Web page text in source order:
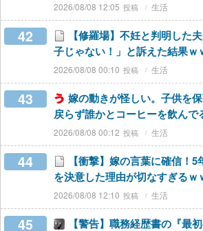
2026/08/08 12:05 生活
42
【修羅場】不妊と判明した
子じゃない！」と訴えた結果ｗ
2026/08/08 00:10 生活
43
嫁の動きが怪しい。子供を
戻らず誰かとコーヒーを飲んで
2026/08/08 00:12 生活
44
【衝撃】嫁の言葉に確信！
を決意した理由が切なすぎるｗ
2026/08/08 12:10 生活
45
【警告】職務経歴書の『最